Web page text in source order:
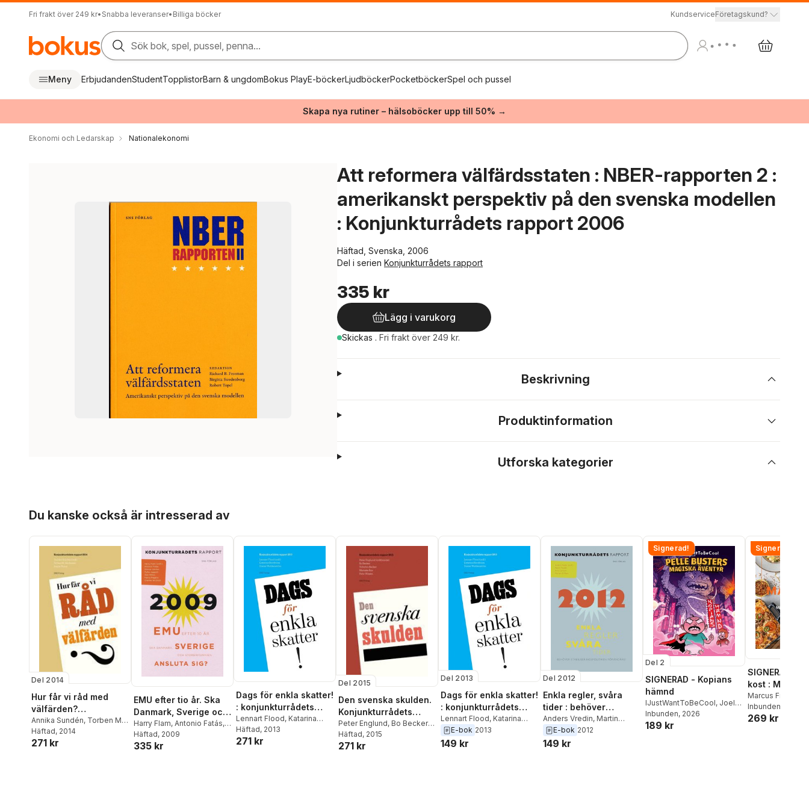
Fri frakt över 249 kr• Snabba leveranser• Billiga böcker KundserviceFöretagskund?
Sök bok, spel, pussel, penna...
Meny ErbjudandenStudentTopplistorBarn & ungdomBokus PlayE-böckerLjudböckerPocketböckerSpel och pussel
Skapa nya rutiner – hälsoböcker upp till 50% →
Ekonomi och Ledarskap Nationalekonomi
Att reformera välfärdsstaten : NBER-rapporten 2 :
amerikanskt perspektiv på den svenska modellen
: Konjunkturrådets rapport 2006
Häftad, Svenska, 2006
Del i serien Konjunkturrådets rapport
335 kr
Lägg i varukorg
Skickas . Fri frakt över 249 kr.
Beskrivning
Produktinformation
Utforska kategorier
Du kanske också är intresserad av
Del 2014
Hur får vi råd med
välfärden?
Konjunkturrådets
rapport 2014
Annika Sundén, Torben M.
Andersen,Jesper Roine
Häftad, 2014
271 kr
EMU efter tio år. Ska
Danmark, Sverige och
Storbritannien ansluta
sig?
Harry Flam, Antonio Fatás,
Steinar Holden
Jappeli,
Häftad, 2009
335 kr
Dags för enkla skatter!
: konjunkturrådets
rapport 2013
Lennart Flood, Katarina
Nordblom,Daniel
Waldenström
Häftad, 2013
271 kr
Del 2015
Den svenska skulden.
Konjunkturrådets
rapport 2015
Peter Englund, Bo Becker,
Torbjörn Becker
Bos, Per Wissén
Häftad, 2015
271 kr
Del 2013
Dags för enkla skatter!
: konjunkturrådets
rapport 2013
Lennart Flood, Katarina
Nordblom,Daniel
Waldenström
E-bok 2013
149 kr
Del 2012
Enkla regler, svåra
tider : behöver
stabiliseringspolitiken
förändras?
Anders Vredin, Martin
Flodén,Anna Larsson
Morten Ravn
E-bok 2012
149 kr
Signerad!
Del 2
SIGNERAD - Kopians
hämnd
IJustWantToBeCool, Joel
Adolphson,Emil Ejdemo
Beer ,Victor Beer
Inbunden, 2026
189 kr
Signerad!
SIGNERAD -
kost :
matlådor
Marcus Frank
Inbunden
269 kr